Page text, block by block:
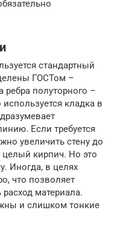
стандартный
ГОСТом –
полуторного –
кладка в
Если требуется
увеличить стену до
кирпич. Но это
Иногда, в целях
что позволяет
материала.
и слишком тонкие